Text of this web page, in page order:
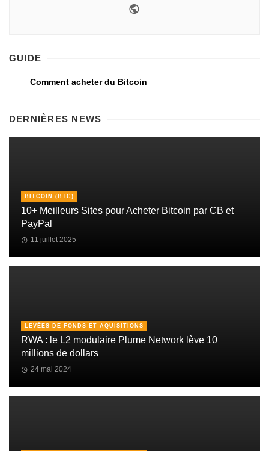
GUIDE
Comment acheter du Bitcoin
DERNIÈRES NEWS
BITCOIN (BTC)
10+ Meilleurs Sites pour Acheter Bitcoin par CB et
PayPal
11 juillet 2025
LEVÉES DE FONDS ET AQUISITIONS
RWA : le L2 modulaire Plume Network lève 10
millions de dollars
24 mai 2024